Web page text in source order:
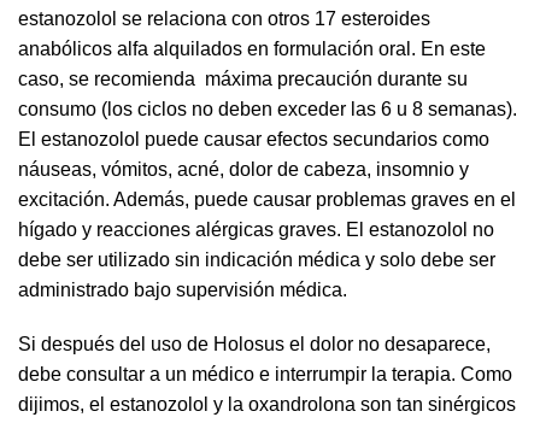
estanozolol se relaciona con otros 17 esteroides
anabólicos alfa alquilados en formulación oral. En este
caso, se recomienda máxima precaución durante su
consumo (los ciclos no deben exceder las 6 u 8 semanas).
El estanozolol puede causar efectos secundarios como
náuseas, vómitos, acné, dolor de cabeza, insomnio y
excitación. Además, puede causar problemas graves en el
hígado y reacciones alérgicas graves. El estanozolol no
debe ser utilizado sin indicación médica y solo debe ser
administrado bajo supervisión médica.
Si después del uso de Holosus el dolor no desaparece,
debe consultar a un médico e interrumpir la terapia. Como
dijimos, el estanozolol y la oxandrolona son tan sinérgicos